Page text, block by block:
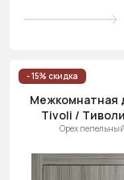
- 15% скидка
Межкомнатная
Tivoli /
Орех пепельный